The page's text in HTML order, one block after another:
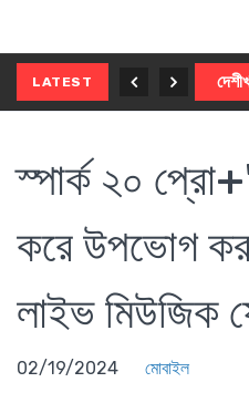
LATEST শিশুদের মহাকাশ ভাবনা ও স্বপ্নে মুখর ছিল 'ফিউচার অ্যাস্ট্রোনটস মিট-আপ'
স্পার্ক ২০
করে উপভোগ
লাইভ মিউজিক
02/19/2024 মোবাইল